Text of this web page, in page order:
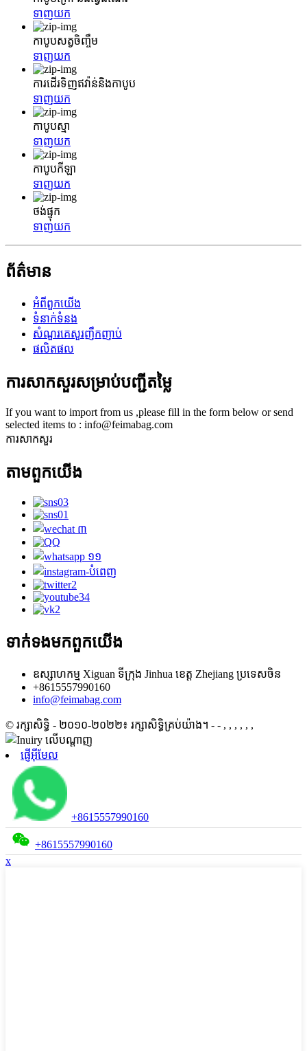
ទាញយក
កាបូបសត្វចិញ្ចឹម
ទាញយក
ការដើរទិញឥវ៉ាន់និងកាបូប
ទាញយក
កាបូបស្មា
ទាញយក
កាបូបកីឡា
ទាញយក
ថង់ផ្ទុក
ទាញយក
ព័ត៌មាន
អំពី​ពួក​យើង
ទំនាក់ទំនង
សំណួរគេសួរញឹកញាប់
ផលិតផល
ការសាកសួរសម្រាប់បញ្ជីតម្លៃ
If you want to import from us ,please fill in the form below or send
selected items to : info@feimabag.com
ការសាកសួរ
តាម​ពួក​យើង
ទាក់ទង​មក​ពួក​យើង
ឧស្សាហកម្ម Xiguan ទីក្រុង Jinhua ខេត្ត Zhejiang ប្រទេសចិន
+8615557990160
info@feimabag.com
© រក្សាសិទ្ធិ - ២០១០-២០២២៖ រក្សាសិទ្ធិគ្រប់យ៉ាង។ - - , , , , , ,
ផ្ញើអ៊ីមែល
+8615557990160
+8615557990160
x